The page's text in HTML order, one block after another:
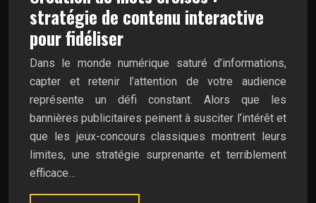
stratégie de contenu interactive
pour fidéliser
Dans le monde numérique saturé d’informations,
capter et retenir l’attention de votre audience
représente un défi constant. Alors que les
bannières publicitaires peinent à susciter l’intérêt et
que les jeux-concours classiques montrent leurs
limites, une stratégie surprenante et terriblement
efficace…